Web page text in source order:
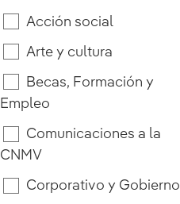
Acción social
Arte y cultura
Becas, Formación y
Empleo
Comunicaciones a la
CNMV
Corporativo y Gobierno